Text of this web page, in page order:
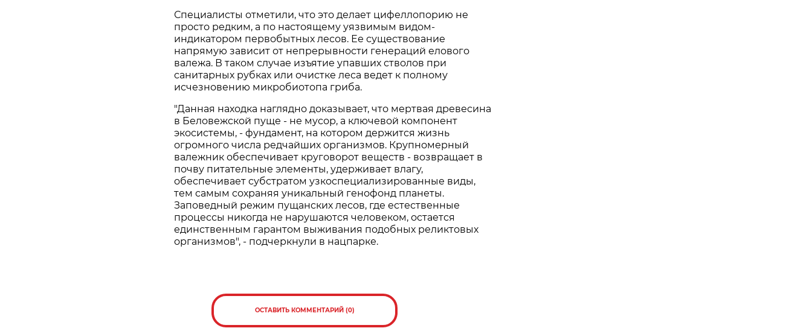
Специалисты отметили, что это делает цифеллопорию не
просто редким, а по настоящему уязвимым видом-
индикатором первобытных лесов. Ее существование
напрямую зависит от непрерывности генераций елового
валежа. В таком случае изъятие упавших стволов при
санитарных рубках или очистке леса ведет к полному
исчезновению микробиотопа гриба.
"Данная находка наглядно доказывает, что мертвая древесина
в Беловежской пуще - не мусор, а ключевой компонент
экосистемы, - фундамент, на котором держится жизнь
огромного числа редчайших организмов. Крупномерный
валежник обеспечивает круговорот веществ - возвращает в
почву питательные элементы, удерживает влагу,
обеспечивает субстратом узкоспециализированные виды,
тем самым сохраняя уникальный генофонд планеты.
Заповедный режим пущанских лесов, где естественные
процессы никогда не нарушаются человеком, остается
единственным гарантом выживания подобных реликтовых
организмов", - подчеркнули в нацпарке.
ОСТАВИТЬ КОММЕНТАРИЙ (0)